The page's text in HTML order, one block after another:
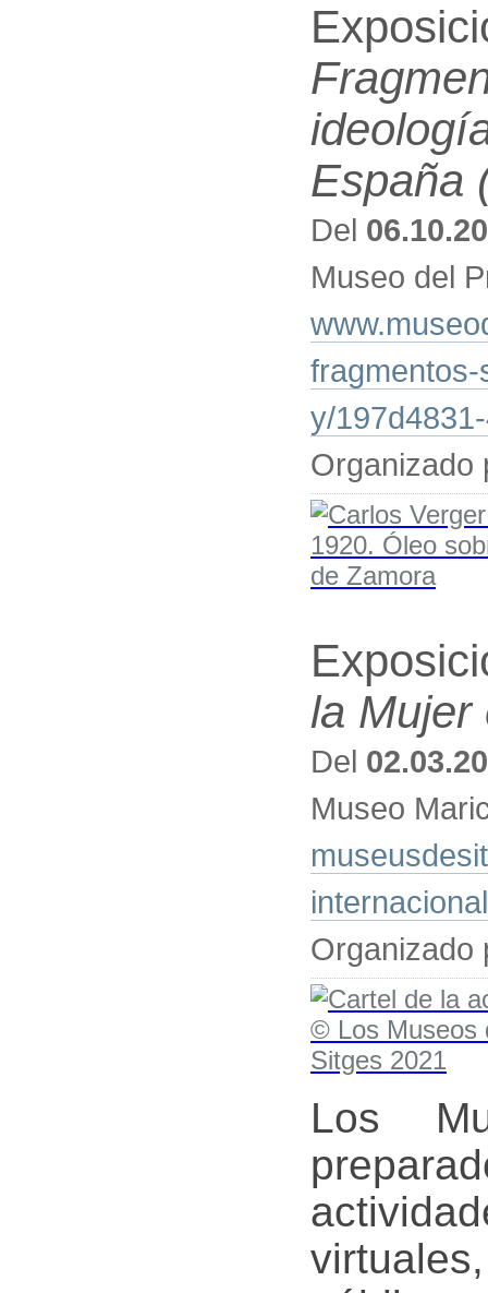
España
Del
Museo del
y/
Organizado
la Mujer
Del
Museo
Organizado
Los